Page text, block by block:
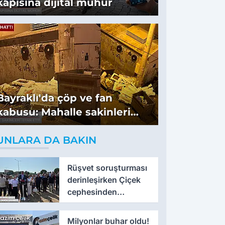
dijital mühür
çöp ve fan
Mahalle sakinleri
etti
DA BAKIN
Rüşvet soruşturması
derinleşirken Çiçek
cephesinden
'montaj' savunması
Milyonlar buhar oldu!